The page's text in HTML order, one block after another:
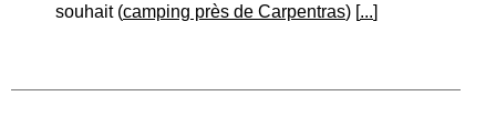
souhait (camping près de Carpentras) [...]